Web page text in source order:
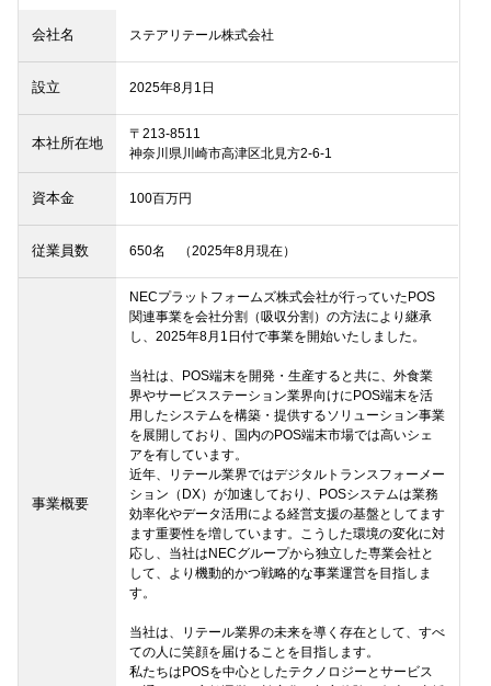
会社名 ステアリテール株式会社
設立 2025年8月1日
本社所在地
〒213-8511
神奈川県川崎市高津区北見方2-6-1
資本金 100百万円
従業員数 650名　（2025年8月現在）
事業概要
NECプラットフォームズ株式会社が行っていたPOS
関連事業を会社分割（吸収分割）の方法により継承
し、2025年8月1日付で事業を開始いたしました。
当社は、POS端末を開発・生産すると共に、外食業
界やサービスステーション業界向けにPOS端末を活
用したシステムを構築・提供するソリューション事業
を展開しており、国内のPOS端末市場では高いシェ
アを有しています。
近年、リテール業界ではデジタルトランスフォーメー
ション（DX）が加速しており、POSシステムは業務
効率化やデータ活用による経営支援の基盤としてます
ます重要性を増しています。こうした環境の変化に対
応し、当社はNECグループから独立した専業会社と
して、より機動的かつ戦略的な事業運営を目指しま
す。
当社は、リテール業界の未来を導く存在として、すべ
ての人に笑顔を届けることを目指します。
私たちはPOSを中心としたテクノロジーとサービス